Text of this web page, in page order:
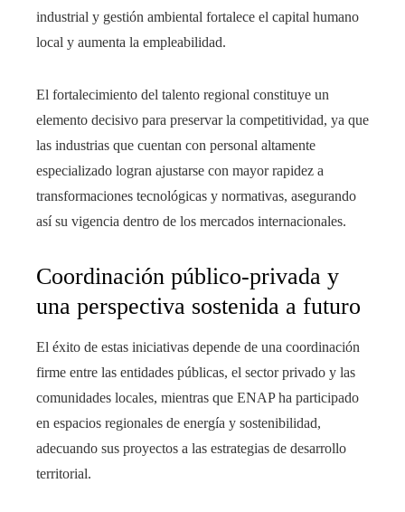
industrial y gestión ambiental fortalece el capital humano
local y aumenta la empleabilidad.
El fortalecimiento del talento regional constituye un
elemento decisivo para preservar la competitividad, ya que
las industrias que cuentan con personal altamente
especializado logran ajustarse con mayor rapidez a
transformaciones tecnológicas y normativas, asegurando
así su vigencia dentro de los mercados internacionales.
Coordinación público-privada y
una perspectiva sostenida a futuro
El éxito de estas iniciativas depende de una coordinación
firme entre las entidades públicas, el sector privado y las
comunidades locales, mientras que ENAP ha participado
en espacios regionales de energía y sostenibilidad,
adecuando sus proyectos a las estrategias de desarrollo
territorial.